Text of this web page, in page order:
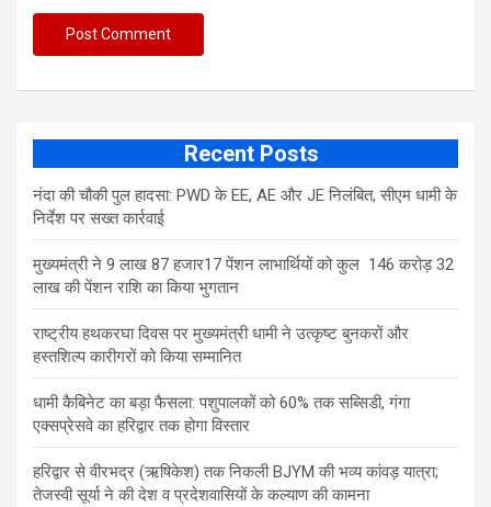
Recent Posts
नंदा की चौकी पुल हादसा: PWD के EE, AE और JE निलंबित, सीएम धामी के
निर्देश पर सख्त कार्रवाई
मुख्यमंत्री ने 9 लाख 87 हजार17 पेंशन लाभार्थियों को कुल 146 करोड़ 32
लाख की पेंशन राशि का किया भुगतान
राष्ट्रीय हथकरघा दिवस पर मुख्यमंत्री धामी ने उत्कृष्ट बुनकरों और
हस्तशिल्प कारीगरों को किया सम्मानित
​धामी कैबिनेट का बड़ा फैसला: पशुपालकों को 60% तक सब्सिडी, गंगा
एक्सप्रेसवे का हरिद्वार तक होगा विस्तार
​हरिद्वार से वीरभद्र (ऋषिकेश) तक निकली BJYM की भव्य कांवड़ यात्रा;
तेजस्वी सूर्या ने की देश व प्रदेशवासियों के कल्याण की कामना